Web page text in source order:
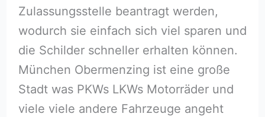
Zulassungsstelle beantragt werden,
wodurch sie einfach sich viel sparen und
die Schilder schneller erhalten können.
München Obermenzing ist eine große
Stadt was PKWs LKWs Motorräder und
viele viele andere Fahrzeuge angeht